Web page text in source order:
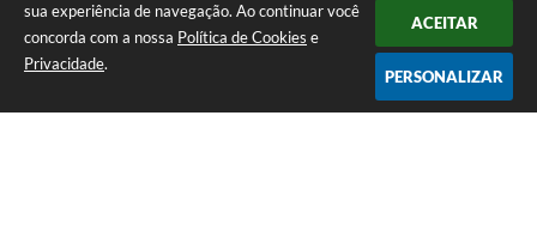
sua experiência de navegação. Ao continuar você
concorda com a nossa Política de Cookies e
Privacidade.
ACEITAR
PERSONALIZAR